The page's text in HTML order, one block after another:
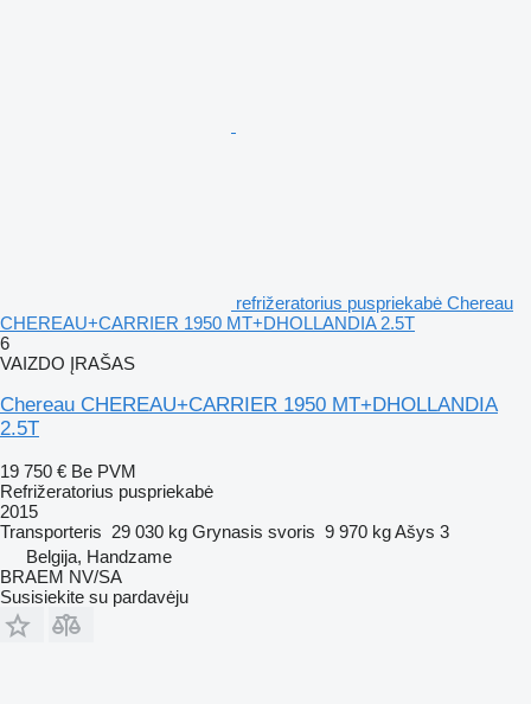
refrižeratorius puspriekabė Chereau
CHEREAU+CARRIER 1950 MT+DHOLLANDIA 2.5T
6
VAIZDO ĮRAŠAS
Chereau CHEREAU+CARRIER 1950 MT+DHOLLANDIA
2.5T
19 750 € Be PVM
Refrižeratorius puspriekabė
2015
Transporteris 29 030 kg Grynasis svoris 9 970 kgAšys 3
Belgija, Handzame
BRAEM NV/SA
Susisiekite su pardavėju